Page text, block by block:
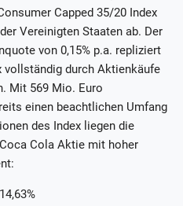
Capped 35/20 Index
Vereinigten Staaten ab. Der
von 0,15% p.a. repliziert
vollständig durch Aktienkäufe
Mit 569 Mio. Euro
einen beachtlichen Umfang
des Index liegen die
Cola Aktie mit hoher